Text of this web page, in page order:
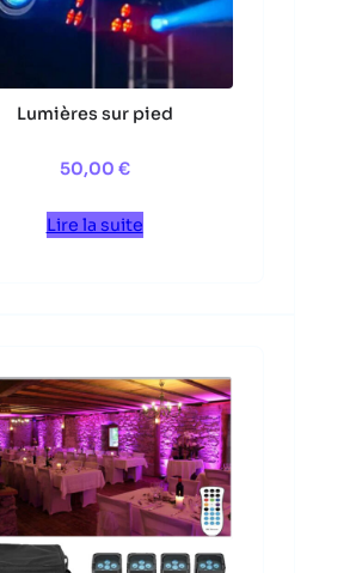
Lumières sur pied
50,00 €
Lire la suite